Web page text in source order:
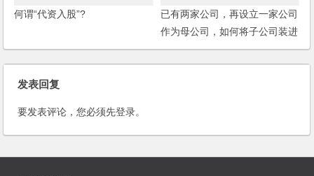
何谓“代资入股”?
已有两家公司，再设立一家公司
作为母公司，如何将子公司装进
来？
发表回复
要发表评论，您必须先登录。